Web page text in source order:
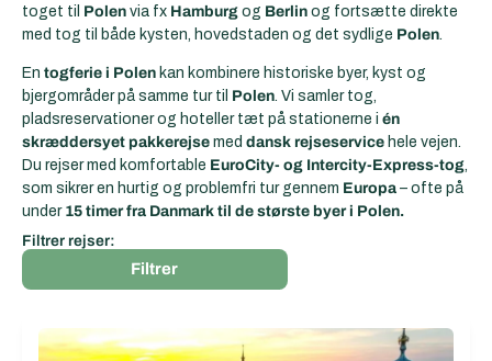
toget til Polen via fx Hamburg og Berlin og fortsætte direkte
med tog til både kysten, hovedstaden og det sydlige Polen.
En togferie i Polen kan kombinere historiske byer, kyst og
bjergområder på samme tur til Polen. Vi samler tog,
pladsreservationer og hoteller tæt på stationerne i én
skræddersyet pakkerejse med dansk rejseservice hele vejen.
Du rejser med komfortable EuroCity- og Intercity-Express-tog,
som sikrer en hurtig og problemfri tur gennem Europa – ofte på
under 15 timer fra Danmark til de største byer i Polen.
Filtrer rejser:
Filtrer